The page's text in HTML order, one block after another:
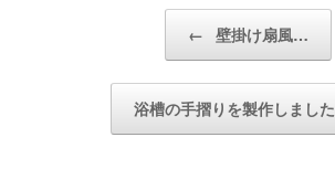
← 壁掛け扇風…
浴槽の手摺りを製作しました